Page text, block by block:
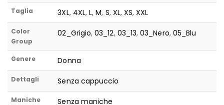
Taglia 3XL, 4XL,L,M, S, XL,XS,XXL
Color
Group
02_Grigio,03_12, 03_13,03_Nero, 05_Blu
Genere Donna
Dettagli Senza cappuccio
Maniche Senza maniche